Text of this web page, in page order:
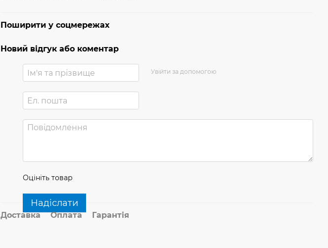
Поширити у соцмережах
Новий відгук або коментар
Увійти за допомогою
Оцініть товар
Надіслати
Доставка Оплата Гарантія